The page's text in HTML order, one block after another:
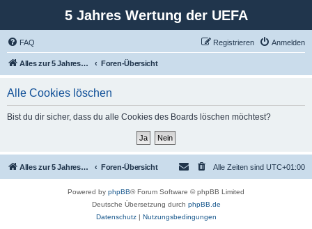
5 Jahres Wertung der UEFA
FAQ Anmelden
Registrieren
Alles zur 5 Jahreswertung / Tabelle der UEFA mit vielen Statistiken. Foren-Übersicht
Alle Cookies löschen
Bist du dir sicher, dass du alle Cookies des Boards löschen möchtest?
Alles zur 5 Jahreswertung / Tabelle der UEFA mit vielen Statistiken. Foren-Übersicht Alle Zeiten sind UTC+01:00
Powered by phpBB® Forum Software © phpBB Limited
Deutsche Übersetzung durch phpBB.de
Datenschutz| Nutzungsbedingungen